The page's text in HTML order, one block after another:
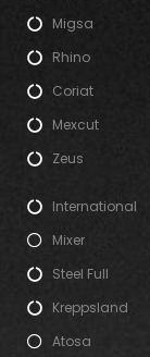
Migsa
Rhino
Coriat
Mexcut
Zeus
International
Mixer
Steel Full
Kreppsland
Atosa